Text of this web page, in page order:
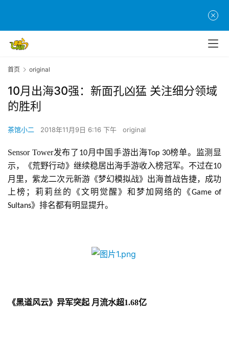
首页 original
10月出海30强：新面孔凶猛 关注细分领域
的胜利
茶馆小二 2018年11月9日 6:16 下午 original
Sensor Tower发布了 10月中国手游出海Top 30榜单。监测显
示，《荒野行动》继续稳居出海手游收入榜冠军。不过在10
月里，紫龙二次元新游《梦幻模拟战》出海首战告捷，成功
上榜；莉莉丝的《文明觉醒》和梦加网络的《Game of
Sultans》排名都有明显提升。
《黑道风云》异军突起 月流水超1.68亿